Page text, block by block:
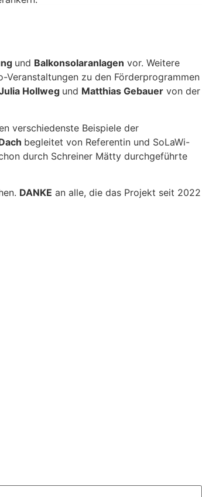
und Balkonsolaranlagen vor. Weitere
zu den Förderprogrammen
Hollweg und Matthias Gebauer von der
verschiedenste Beispiele der
begleitet von Referentin und SoLaWi-
durch Schreiner Mätty durchgeführte
DANKE an alle, die das Projekt seit 2022